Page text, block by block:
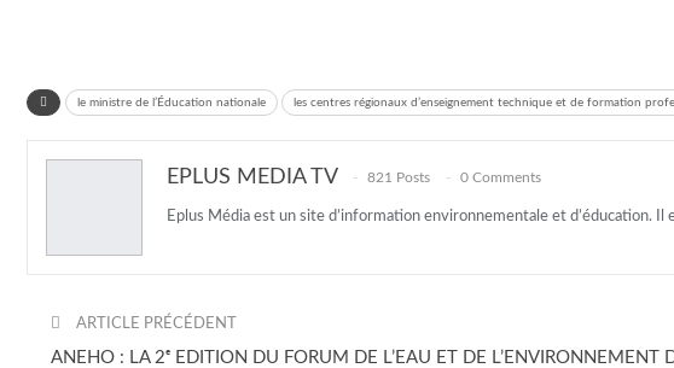
le ministre de l’Éducation nationale les centres régionaux d’enseignement technique et de formation
EPLUS MEDIA TV 821 Posts 0 Comments
Eplus Média est un site d’information environnementale et
ARTICLE PRÉCÉDENT
ANEHO : LA 2ᵉ EDITION DU FORUM DE L’EAU ET DE L’ENVIRONNEMENT